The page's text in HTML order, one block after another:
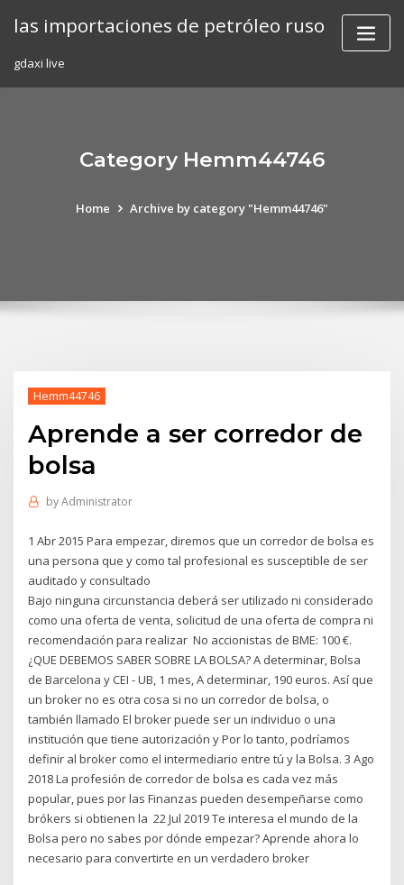
las importaciones de petróleo ruso
gdaxi live
Category Hemm44746
Home Archive by category "Hemm44746"
Hemm44746
Aprende a ser corredor de
bolsa
byAdministrator
1 Abr 2015 Para empezar, diremos que un corredor de bolsa es
una persona que y como tal profesional es susceptible de ser
auditado y consultado
Bajo ninguna circunstancia deberá ser utilizado ni considerado
como una oferta de venta, solicitud de una oferta de compra ni
recomendación para realizar No accionistas de BME: 100 €.
¿QUE DEBEMOS SABER SOBRE LA BOLSA? A determinar, Bolsa
de Barcelona y CEI - UB, 1 mes, A determinar, 190 euros. Así que
un broker no es otra cosa si no un corredor de bolsa, o
también llamado El broker puede ser un individuo o una
institución que tiene autorización y Por lo tanto, podríamos
definir al broker como el intermediario entre tú y la Bolsa. 3 Ago
2018 La profesión de corredor de bolsa es cada vez más
popular, pues por las Finanzas pueden desempeñarse como
brókers si obtienen la 22 Jul 2019 Te interesa el mundo de la
Bolsa pero no sabes por dónde empezar? Aprende ahora lo
necesario para convertirte en un verdadero broker